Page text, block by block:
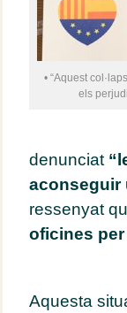
• “Aquest
els
denunciat
aconseguir
ressenyat
oficines per
Aquesta